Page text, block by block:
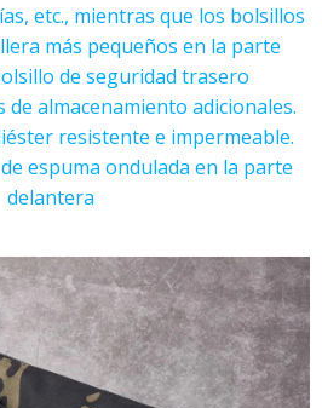
etc., mientras que los bolsillos
más pequeños en la parte
de seguridad trasero
almacenamiento adicionales.
resistente e impermeable.
espuma ondulada en la parte
delantera